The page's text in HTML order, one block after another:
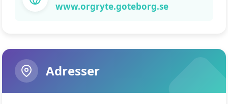
www.orgryte.goteborg.se
Adresser